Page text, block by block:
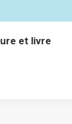
et livre
et livre